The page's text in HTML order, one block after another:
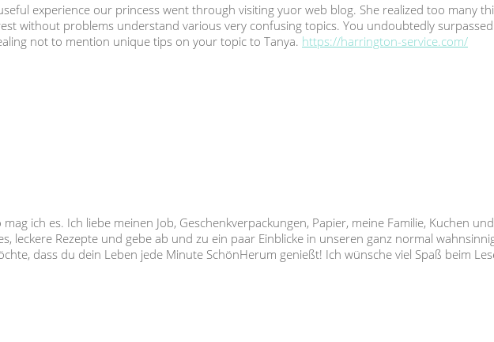
experience our princess went through visiting yuor web blog. She realized too many
without problems understand various very confusing topics. You undoubtedly surpassed
not to mention unique tips on your topic to Tanya. https://harrington-service.com/
ich es. Ich liebe meinen Job, Geschenkverpackungen, Papier, meine Familie, Kuchen
leckere Rezepte und gebe ab und zu ein paar Einblicke in unseren ganz normal
dass du dein Leben jede Minute SchönHerum genießt! Ich wünsche viel Spaß beim